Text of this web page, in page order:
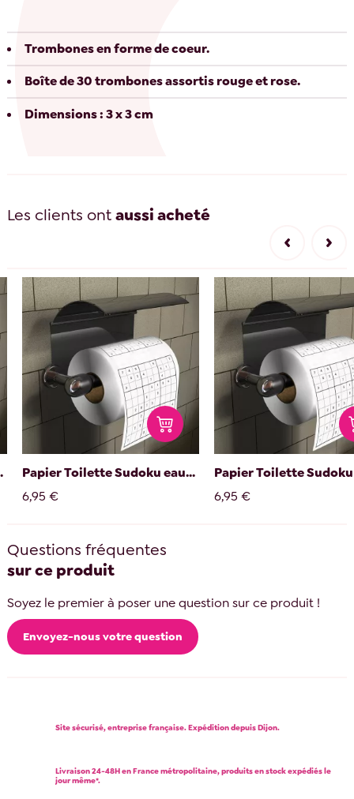
Trombones en forme de coeur.
Boîte de 30 trombones assortis rouge et rose.
Dimensions : 3 x 3 cm
Les clients ontaussi acheté
Papier Toilette Sudoku eau...
6,95 €
Papier Toilette Sudoku
6,95 €
Questions fréquentes
sur ce produit
Soyez le premier à poser une question sur ce produit !
Envoyez-nous votre question
Site sécurisé, entreprise française. Expédition depuis Dijon.
Livraison 24-48H en France métropolitaine, produits en stock expédiés le
jour même*.